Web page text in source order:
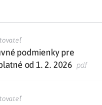
podmienky pre
od 1. 2. 2026 pdf